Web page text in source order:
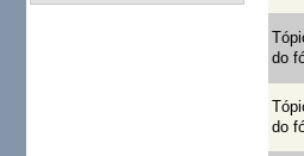
do
do